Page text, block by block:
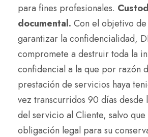
para fines profesionales.
documental. Con el objetivo
garantizar la confidencialidad,
compromete a destruir toda la
confidencial a la que por razón
prestación de servicios haya
vez transcurridos 90 días desde
del servicio al Cliente, salvo que
obligación legal para su